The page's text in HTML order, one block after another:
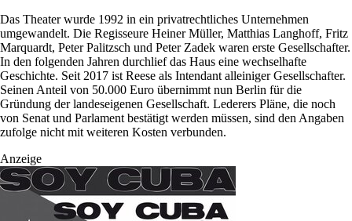
Das Theater wurde 1992 in ein privatrechtliches Unternehmen
umgewandelt. Die Regisseure Heiner Müller, Matthias Langhoff, Fritz
Marquardt, Peter Palitzsch und Peter Zadek waren erste Gesellschafter.
In den folgenden Jahren durchlief das Haus eine wechselhafte
Geschichte. Seit 2017 ist Reese als Intendant alleiniger Gesellschafter.
Seinen Anteil von 50.000 Euro übernimmt nun Berlin für die
Gründung der landeseigenen Gesellschaft. Lederers Pläne, die noch
von Senat und Parlament bestätigt werden müssen, sind den Angaben
zufolge nicht mit weiteren Kosten verbunden.
Anzeige